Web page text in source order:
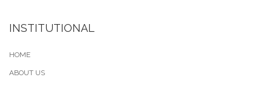
INSTITUTIONAL
HOME
ABOUT US